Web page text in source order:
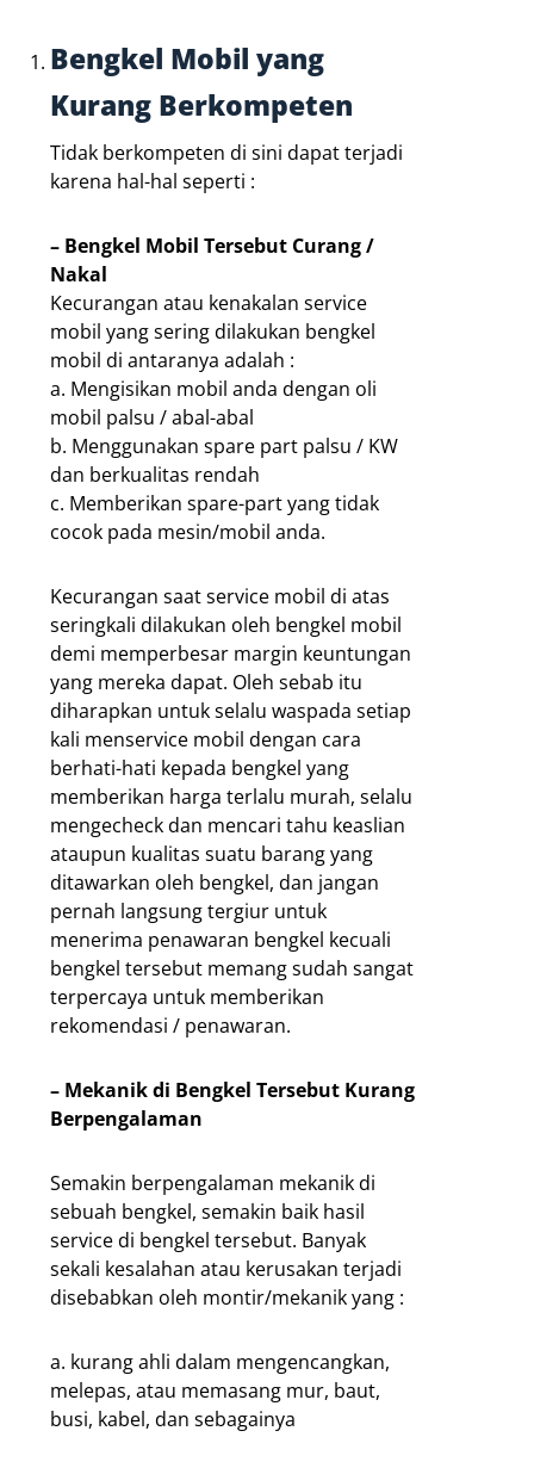
Bengkel Mobil yang
Kurang Berkompeten
Tidak berkompeten di sini dapat terjadi
karena hal-hal seperti :
– Bengkel Mobil Tersebut Curang /
Nakal
Kecurangan atau kenakalan service
mobil yang sering dilakukan bengkel
mobil di antaranya adalah :
a. Mengisikan mobil anda dengan oli
mobil palsu / abal-abal
b. Menggunakan spare part palsu / KW
dan berkualitas rendah
c. Memberikan spare-part yang tidak
cocok pada mesin/mobil anda.
Kecurangan saat service mobil di atas
seringkali dilakukan oleh bengkel mobil
demi memperbesar margin keuntungan
yang mereka dapat. Oleh sebab itu
diharapkan untuk selalu waspada setiap
kali menservice mobil dengan cara
berhati-hati kepada bengkel yang
memberikan harga terlalu murah, selalu
mengecheck dan mencari tahu keaslian
ataupun kualitas suatu barang yang
ditawarkan oleh bengkel, dan jangan
pernah langsung tergiur untuk
menerima penawaran bengkel kecuali
bengkel tersebut memang sudah sangat
terpercaya untuk memberikan
rekomendasi / penawaran.
– Mekanik di Bengkel Tersebut Kurang
Berpengalaman
Semakin berpengalaman mekanik di
sebuah bengkel, semakin baik hasil
service di bengkel tersebut. Banyak
sekali kesalahan atau kerusakan terjadi
disebabkan oleh montir/mekanik yang :
a. kurang ahli dalam mengencangkan,
melepas, atau memasang mur, baut,
busi, kabel, dan sebagainya